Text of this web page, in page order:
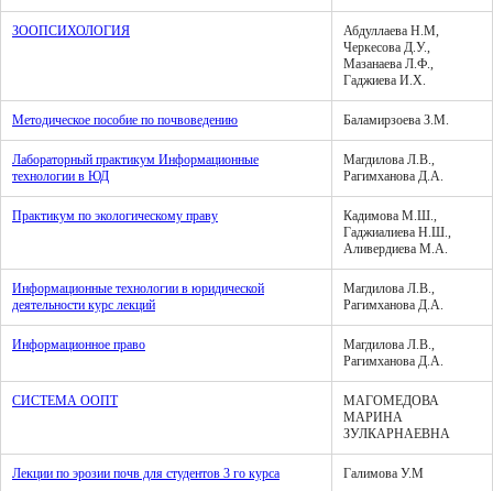
ЗООПСИХОЛОГИЯ
Абдуллаева Н.М,
Черкесова Д.У.,
Мазанаева Л.Ф.,
Гаджиева И.Х.
Методическое пособие по почвоведению Баламирзоева З.М.
Лабораторный практикум Информационные
технологии в ЮД
Магдилова Л.В.,
Рагимханова Д.А.
Практикум по экологическому праву
Кадимова М.Ш.,
Гаджиалиева Н.Ш.,
Аливердиева М.А.
Информационные технологии в юридической
деятельности курс лекций
Магдилова Л.В.,
Рагимханова Д.А.
Информационное право
Магдилова Л.В.,
Рагимханова Д.А.
СИСТЕМА ООПТ
МАГОМЕДОВА
МАРИНА
ЗУЛКАРНАЕВНА
Лекции по эрозии почв для студентов 3 го курса Галимова У.М